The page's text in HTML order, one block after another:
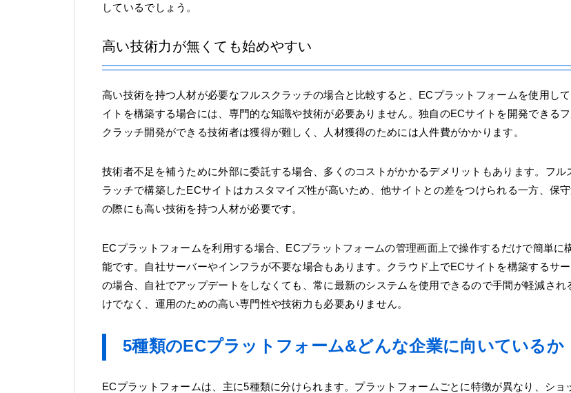
しているでしょう。
高い技術力が無くても始めやすい
高い技術を持つ人材が必要なフルスクラッチの場合と比較すると、ECプラットフォームを使用し
イトを構築する場合には、専門的な知識や技術が必要ありません。独自のECサイトを開発できる
クラッチ開発ができる技術者は獲得が難しく、人材獲得のためには人件費がかかります。
技術者不足を補うために外部に委託する場合、多くのコストがかかるデメリットもあります。フル
ラッチで構築したECサイトはカスタマイズ性が高いため、他サイトとの差をつけられる一方、保
の際にも高い技術を持つ人材が必要です。
ECプラットフォームを利用する場合、ECプラットフォームの管理画面上で操作するだけで簡単に
能です。自社サーバーやインフラが不要な場合もあります。クラウド上でECサイトを構築するサ
の場合、自社でアップデートをしなくても、常に最新のシステムを使用できるので手間が軽減され
けでなく、運用のための高い専門性や技術力も必要ありません。
5種類のECプラットフォーム&どんな企業に向いているか
ECプラットフォームは、主に5種類に分けられます。プラットフォームごとに特徴が異なり、ショ